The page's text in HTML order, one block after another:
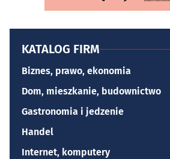
KATALOG FIRM
Biznes, prawo, ekonomia
Dom, mieszkanie, budownictwo
Gastronomia i jedzenie
Handel
Internet, komputery